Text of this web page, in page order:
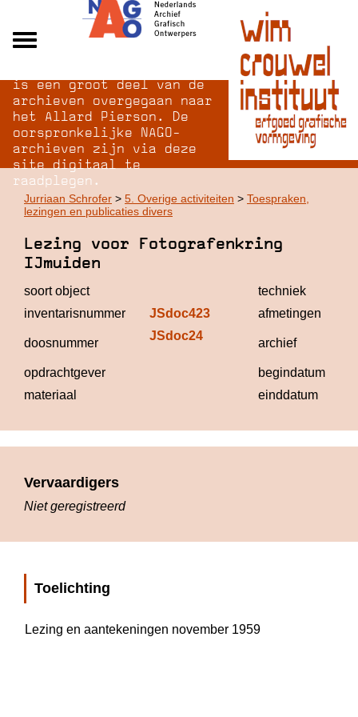
Over NAGO
Over WCI
Inloggen
is een groot deel van de
archieven overgegaan naar
het Allard Pierson. De
oorspronkelijke NAGO-
archieven zijn via deze
site digitaal te
raadplegen.
Jurriaan Schrofer > 5. Overige activiteiten > Toespraken,
lezingen en publicaties divers
Lezing voor Fotografenkring
IJmuiden
soort object
techniek
inventarisnummer
JSdoc423 afmetingen
doosnummer
JSdoc24
archief
opdrachtgever
begindatum
materiaal
einddatum
Vervaardigers
Niet geregistreerd
Toelichting
Lezing en aantekeningen november 1959